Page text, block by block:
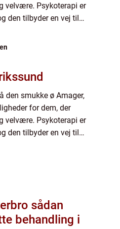
velvære. Psykoterapi er
den tilbyder en vej til
den smukke ø Amager,
for dem, der
velvære. Psykoterapi er
den tilbyder en vej til
sådan
behandling i